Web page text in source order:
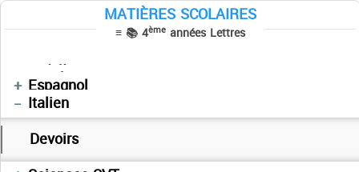
MATIÈRES SCOLAIRES
≡ 📚 4ème années Lettres
Informatique
Sujets BAC PRATIQUE
التاريخ
Cours
فلسفة
Cours
Devoirs
Espagnol
Cours
Italien
Devoirs
Devoirs
Devoirs
Cours
Devoirs
Cours